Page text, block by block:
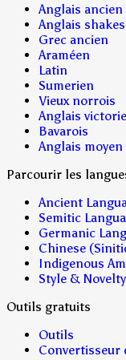
Anglais ancien
Anglais
Grec ancien
Araméen
Latin
Sumerien
Vieux norrois
Anglais
Bavarois
Anglais moyen
Parcourir les
Ancient
Semitic
Germanic
Chinese
Indigenous
Style &
Outils gratuits
Outils
Convertisseur